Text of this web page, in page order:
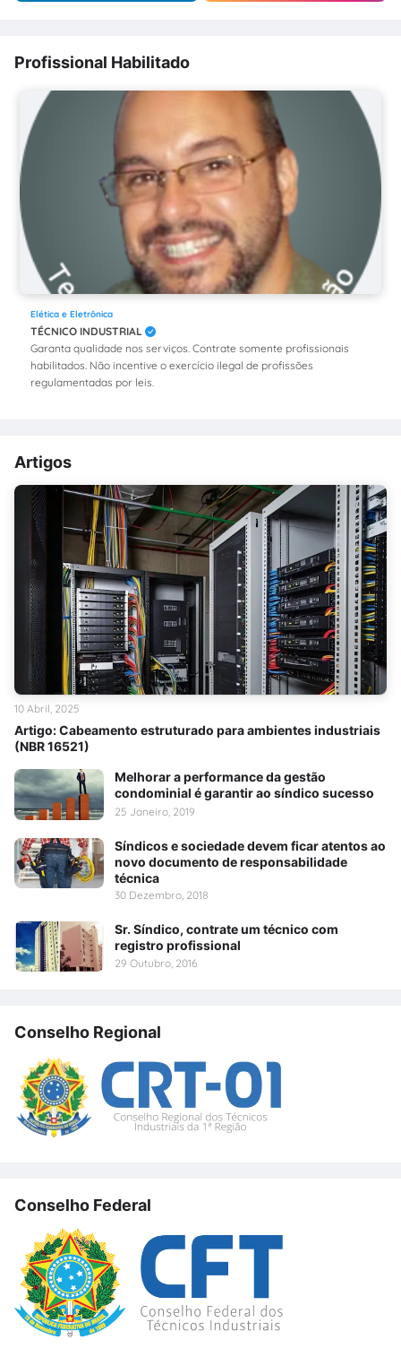
Profissional Habilitado
Elética e Eletrônica
TÉCNICO INDUSTRIAL
Garanta qualidade nos serviços. Contrate somente profissionais
habilitados. Não incentive o exercício ilegal de profissões
regulamentadas por leis.
Artigos
Artigo: Cabeamento estruturado para ambientes industriais
(NBR 16521)
10 Abril, 2025
Melhorar a performance da gestão
condominial é garantir ao síndico sucesso
25 Janeiro, 2019
Síndicos e sociedade devem ficar atentos ao
novo documento de responsabilidade
técnica
30 Dezembro, 2018
Sr. Síndico, contrate um técnico com
registro profissional
29 Outubro, 2016
Conselho Regional
Conselho Federal